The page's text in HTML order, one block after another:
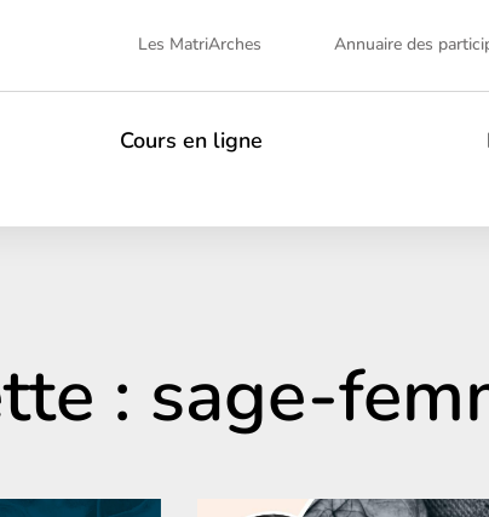
Les MatriArches Annuaire des
Cours en ligne
: sage-